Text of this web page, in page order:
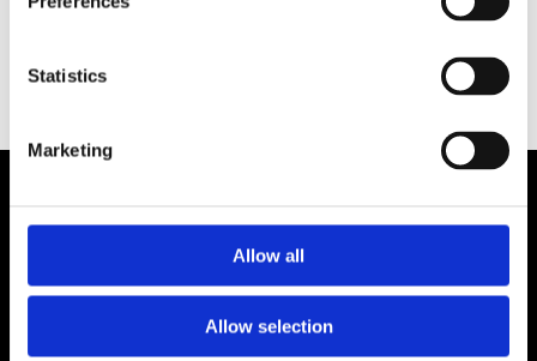
Statistics
Marketing
Allow all
Allow selection